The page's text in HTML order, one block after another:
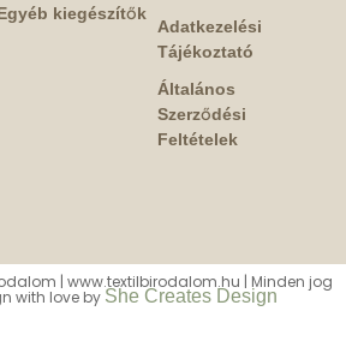
kiegészítők
Adatkezelési
Tájékoztató
Általános
Szerződési
Feltételek
| www.textilbirodalom.hu | Minden jog
with love by She Creates Design